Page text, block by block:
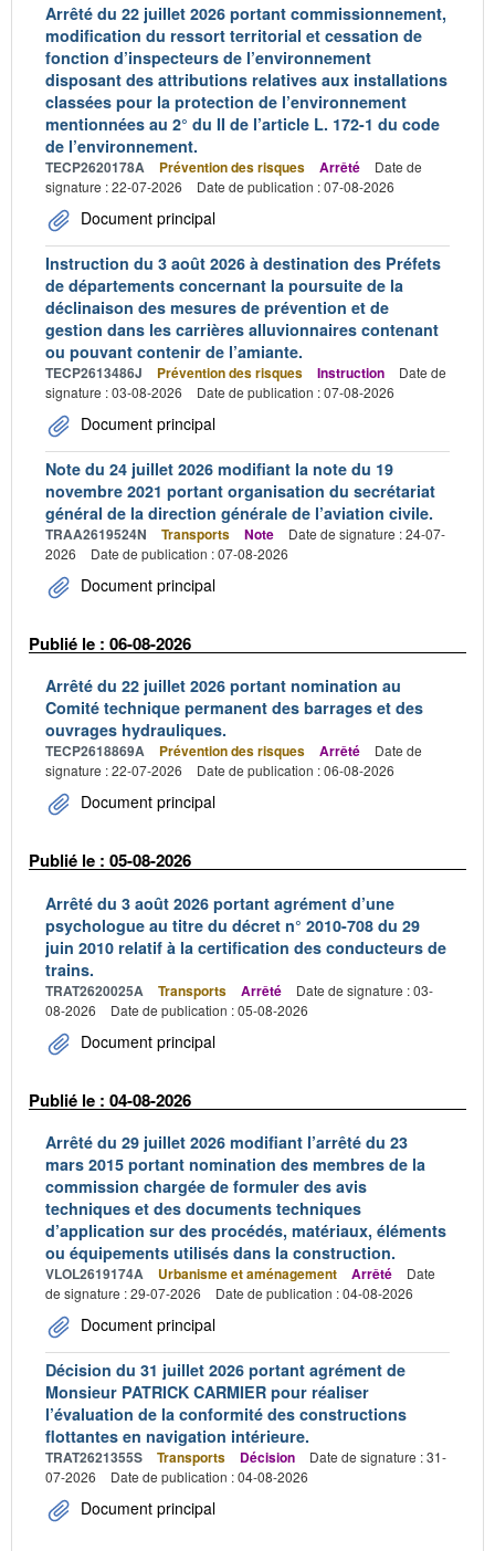
Arrêté du 22 juillet 2026 portant commissionnement,
modification du ressort territorial et cessation de
fonction d’inspecteurs de l’environnement
disposant des attributions relatives aux installations
classées pour la protection de l’environnement
mentionnées au 2° du II de l’article L. 172-1 du code
de l’environnement.
TECP2620178A Prévention des risques Arrêté
Date de
signature : 22-07-2026
Date de publication : 07-08-2026
Document principal
Instruction du 3 août 2026 à destination des Préfets
de départements concernant la poursuite de la
déclinaison des mesures de prévention et de
gestion dans les carrières alluvionnaires contenant
ou pouvant contenir de l’amiante.
TECP2613486J Prévention des risques Instruction
Date de
signature : 03-08-2026
Date de publication : 07-08-2026
Document principal
Note du 24 juillet 2026 modifiant la note du 19
novembre 2021 portant organisation du secrétariat
général de la direction générale de l’aviation civile.
TRAA2619524N Transports Note
Date de signature : 24-07-
2026
Date de publication : 07-08-2026
Document principal
Publié le : 06-08-2026
Arrêté du 22 juillet 2026 portant nomination au
Comité technique permanent des barrages et des
ouvrages hydrauliques.
TECP2618869A Prévention des risques Arrêté
Date de
signature : 22-07-2026
Date de publication : 06-08-2026
Document principal
Publié le : 05-08-2026
Arrêté du 3 août 2026 portant agrément d’une
psychologue au titre du décret n° 2010-708 du 29
juin 2010 relatif à la certification des conducteurs de
trains.
TRAT2620025A Transports Arrêté
Date de signature : 03-
08-2026
Date de publication : 05-08-2026
Document principal
Publié le : 04-08-2026
Arrêté du 29 juillet 2026 modifiant l’arrêté du 23
mars 2015 portant nomination des membres de la
commission chargée de formuler des avis
techniques et des documents techniques
d’application sur des procédés, matériaux, éléments
ou équipements utilisés dans la construction.
VLOL2619174A Urbanisme et aménagement Arrêté
Date
de signature : 29-07-2026
Date de publication : 04-08-2026
Document principal
Décision du 31 juillet 2026 portant agrément de
Monsieur PATRICK CARMIER pour réaliser
l’évaluation de la conformité des constructions
flottantes en navigation intérieure.
TRAT2621355S Transports Décision
Date de signature : 31-
07-2026
Date de publication : 04-08-2026
Document principal